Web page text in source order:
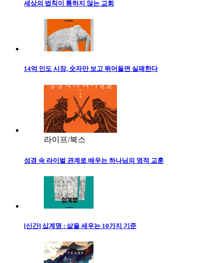
세상의 법칙이 통하지 않는 교회
14억 인도 시장, 숫자만 보고 뛰어들면 실패한다
라이프/북스
성경 속 라이벌 관계로 배우는 하나님의 영적 교훈
[신간] 십계명 : 삶을 세우는 10가지 기준